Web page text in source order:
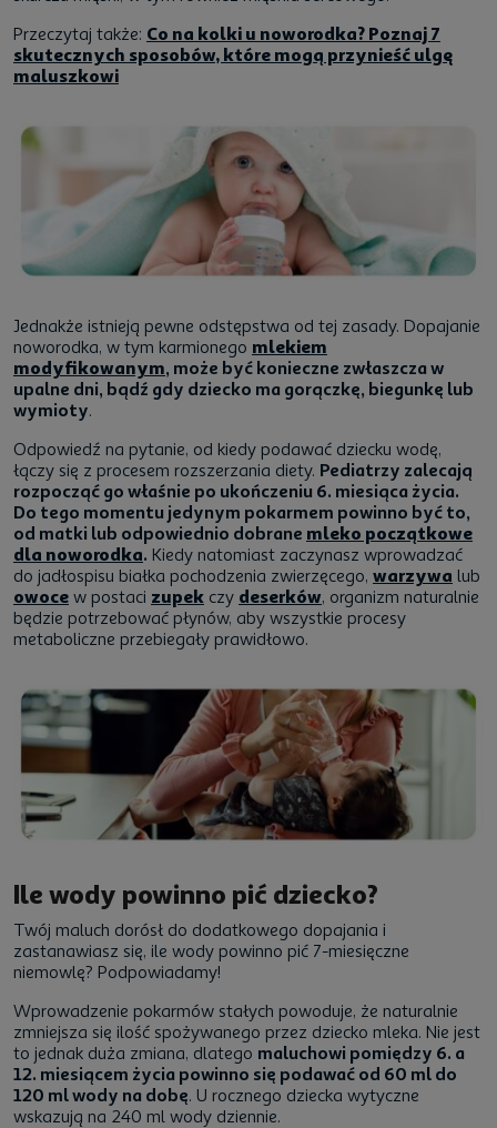
Przeczytaj także: Co na kolki u noworodka? Poznaj 7
skutecznych sposobów, które mogą przynieść ulgę
maluszkowi
Jednakże istnieją pewne odstępstwa od tej zasady. Dopajanie
noworodka, w tym karmionego mlekiem
modyfikowanym, może być konieczne zwłaszcza w
upalne dni, bądź gdy dziecko ma gorączkę, biegunkę lub
wymioty.
Odpowiedź na pytanie, od kiedy podawać dziecku wodę,
łączy się z procesem rozszerzania diety. Pediatrzy zalecają
rozpocząć go właśnie po ukończeniu 6. miesiąca życia.
Do tego momentu jedynym pokarmem powinno być to,
od matki lub odpowiednio dobrane mleko początkowe
dla noworodka. Kiedy natomiast zaczynasz wprowadzać
do jadłospisu białka pochodzenia zwierzęcego, warzywa lub
owoce w postaci zupek czy deserków, organizm naturalnie
będzie potrzebować płynów, aby wszystkie procesy
metaboliczne przebiegały prawidłowo.
Ile wody powinno pić dziecko?
Twój maluch dorósł do dodatkowego dopajania i
zastanawiasz się, ile wody powinno pić 7-miesięczne
niemowlę? Podpowiadamy!
Wprowadzenie pokarmów stałych powoduje, że naturalnie
zmniejsza się ilość spożywanego przez dziecko mleka. Nie jest
to jednak duża zmiana, dlatego maluchowi pomiędzy 6. a
12. miesiącem życia powinno się podawać od 60 ml do
120 ml wody na dobę. U rocznego dziecka wytyczne
wskazują na 240 ml wody dziennie.